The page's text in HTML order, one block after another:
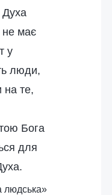
Духа
не має
у
люди,
на те,
Бога
для
людська»